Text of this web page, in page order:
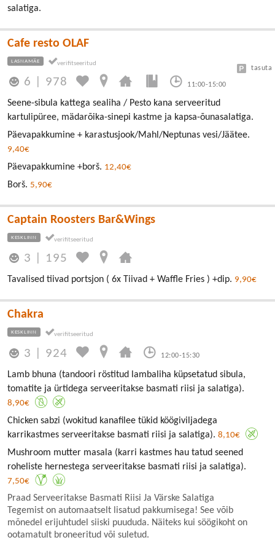
salatiga.
Cafe resto OLAF
LASNAMÄE
6 978 11:00-15:00
tasuta
Seene-sibula kattega sealiha / Pesto kana serveeritud
kartulipüree, mädarõika-sinepi kastme ja kapsa-õunasalatiga.
Päevapakkumine + karastusjook/Mahl/Neptunas vesi/Jäätee.
9,40€
Päevapakkumine +borš. 12,40€
Borš. 5,90€
Captain Roosters Bar&Wings
KESKLINN
3 195
Tavalised tiivad portsjon ( 6x Tiivad + Waffle Fries ) +dip. 9,90€
Chakra
KESKLINN
3 924 12:00-15:30
Lamb bhuna (tandoori röstitud lambaliha küpsetatud sibula,
tomatite ja ürtidega serveeritakse basmati riisi ja salatiga).
8,90€
Chicken sabzi (wokitud kanafilee tükid köögiviljadega
karrikastmes serveeritakse basmati riisi ja salatiga). 8,10€
Mushroom mutter masala (karri kastmes hau tatud seened
roheliste hernestega serveeritakse basmati riisi ja salatiga).
7,50€
Praad Serveeritakse Basmati Riisi Ja Värske Salatiga
Tegemist on automaatselt lisatud pakkumisega! See võib
mõnedel erijuhtudel siiski puududa. Näiteks kui söögikoht on
ootamatult broneeritud või suletud.